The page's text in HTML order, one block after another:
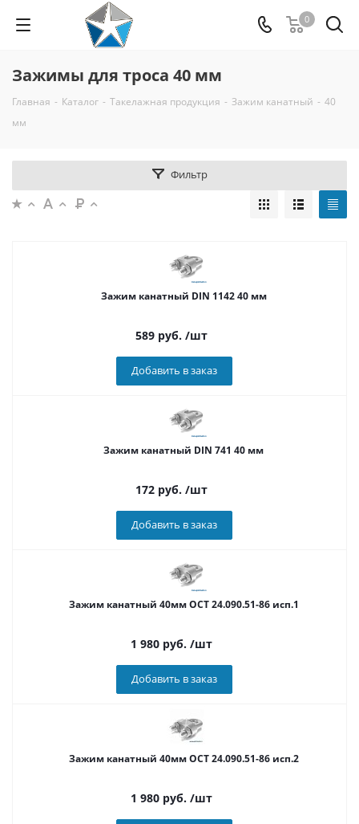
0
Зажимы для троса 40 мм
Главная - Каталог - Такелажная продукция - Зажим канатный - 40
мм
Фильтр
Зажим канатный DIN 1142 40 мм
589 руб. /шт
Добавить в заказ
Зажим канатный DIN 741 40 мм
172 руб. /шт
Добавить в заказ
Зажим канатный 40мм ОСТ 24.090.51-86 исп.1
1 980 руб. /шт
Добавить в заказ
Зажим канатный 40мм ОСТ 24.090.51-86 исп.2
1 980 руб. /шт